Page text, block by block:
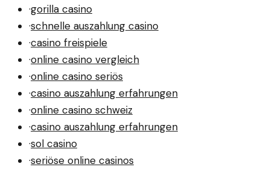
·gorilla casino
·schnelle auszahlung casino
·casino freispiele
·online casino vergleich
·online casino seriös
·casino auszahlung erfahrungen
·online casino schweiz
·casino auszahlung erfahrungen
·sol casino
·seriöse online casinos